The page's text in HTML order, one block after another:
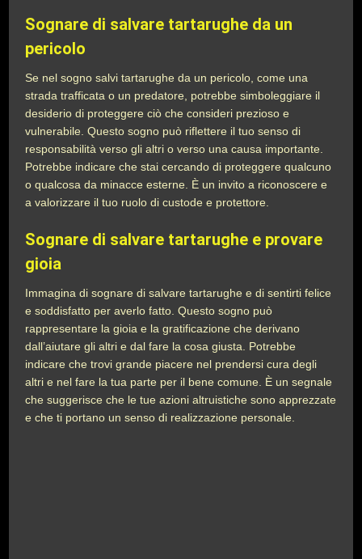
Sognare di salvare tartarughe da un
pericolo
Se nel sogno salvi tartarughe da un pericolo, come una
strada trafficata o un predatore, potrebbe simboleggiare il
desiderio di proteggere ciò che consideri prezioso e
vulnerabile. Questo sogno può riflettere il tuo senso di
responsabilità verso gli altri o verso una causa importante.
Potrebbe indicare che stai cercando di proteggere qualcuno
o qualcosa da minacce esterne. È un invito a riconoscere e
a valorizzare il tuo ruolo di custode e protettore.
Sognare di salvare tartarughe e provare
gioia
Immagina di sognare di salvare tartarughe e di sentirti felice
e soddisfatto per averlo fatto. Questo sogno può
rappresentare la gioia e la gratificazione che derivano
dall’aiutare gli altri e dal fare la cosa giusta. Potrebbe
indicare che trovi grande piacere nel prendersi cura degli
altri e nel fare la tua parte per il bene comune. È un segnale
che suggerisce che le tue azioni altruistiche sono apprezzate
e che ti portano un senso di realizzazione personale.